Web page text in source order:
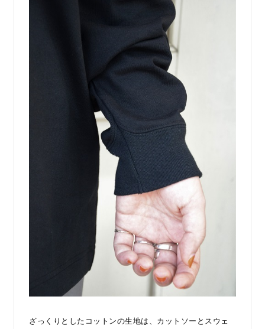
ざっくりとしたコットンの生地は、カットソーとスウェ